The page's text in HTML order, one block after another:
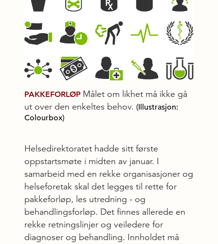
PAKKEFORLØP Målet om likhet må ikke gå
ut over den enkeltes behov. (Illustrasjon:
Colourbox)
Helsedirektoratet hadde sitt første
oppstartsmøte i midten av januar. I
samarbeid med en rekke organisasjoner og
helseforetak skal det legges til rette for
pakkeforløp, les utredning - og
behandlingsforløp. Det finnes allerede en
rekke retningslinjer og veiledere for
diagnoser og behandling. Innholdet må